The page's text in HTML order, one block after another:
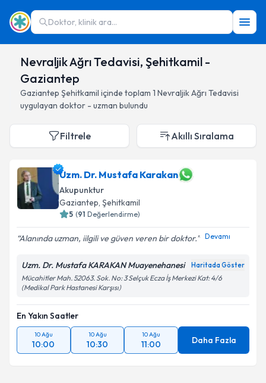
Doktor, klinik ara...
Nevraljik Ağrı Tedavisi, Şehitkamil -
Gaziantep
Gaziantep Şehitkamil içinde toplam 1 Nevraljik Ağrı Tedavisi
uygulayan doktor - uzman bulundu
Filtrele Akıllı Sıralama
Uzm. Dr. Mustafa Karakan
Akupunktur
Gaziantep, Şehitkamil
5 (91 Değerlendirme)
Alanında uzman, iilgili ve güven veren bir doktor. Devamı
Uzm. Dr. Mustafa KARAKAN Muayenehanesi Haritada Göster
Mücahitler Mah. 52063. Sok. No: 3 Selçuk Ecza İş Merkezi Kat: 4/6
(Medikal Park Hastanesi Karşısı)
En Yakın Saatler
10 Ağu
10:00
10 Ağu
10:30
10 Ağu
11:00 Daha Fazla